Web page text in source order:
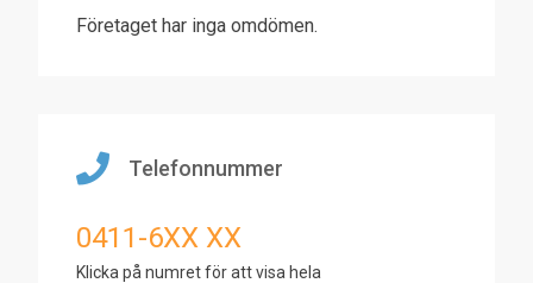
Företaget har inga omdömen.
Telefonnummer
0411-6XX XX
Klicka på numret för att visa hela